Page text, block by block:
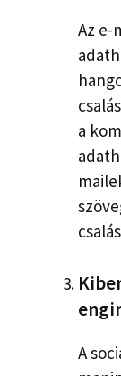
Az e-
a
A